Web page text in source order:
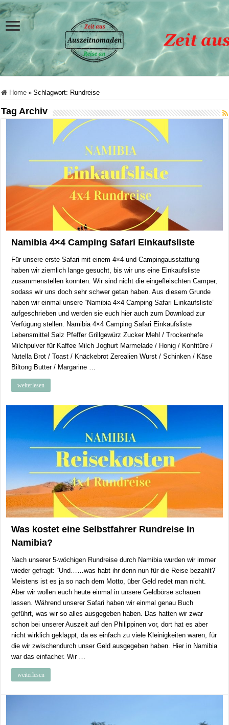
Home » Schlagwort: Rundreise
Tag Archiv
Namibia 4×4 Camping Safari Einkaufsliste
Für unsere erste Safari mit einem 4×4 und Campingausstattung
haben wir ziemlich lange gesucht, bis wir uns eine Einkaufsliste
zusammenstellen konnten. Wir sind nicht die eingefleischten Camper,
sodass wir uns doch sehr schwer getan haben. Aus diesem Grunde
haben wir einmal unsere “Namibia 4×4 Camping Safari Einkaufsliste”
aufgeschrieben und werden sie euch hier auch zum Download zur
Verfügung stellen. Namibia 4×4 Camping Safari Einkaufsliste
Lebensmittel Salz Pfeffer Grillgewürz Zucker Mehl / Trockenhefe
Milchpulver für Kaffee Milch Joghurt Marmelade / Honig / Konfitüre /
Nutella Brot / Toast / Knäckebrot Zerealien Wurst / Schinken / Käse
Biltong Butter / Margarine …
weiterlesen
Was kostet eine Selbstfahrer Rundreise in
Namibia?
Nach unserer 5-wöchigen Rundreise durch Namibia wurden wir immer
wieder gefragt: “Und……was habt ihr denn nun für die Reise bezahlt?”
Meistens ist es ja so nach dem Motto, über Geld redet man nicht.
Aber wir wollen euch heute einmal in unsere Geldbörse schauen
lassen. Während unserer Safari haben wir einmal genau Buch
geführt, was wir so alles ausgegeben haben. Das hatten wir zwar
schon bei unserer Auszeit auf den Philippinen vor, dort hat es aber
nicht wirklich geklappt, da es einfach zu viele Kleinigkeiten waren, für
die wir zwischendurch unser Geld ausgegeben haben. Hier in Namibia
war das einfacher. Wir …
weiterlesen